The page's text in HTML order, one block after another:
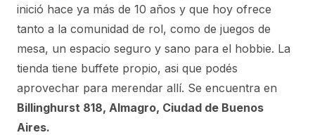
inició hace ya más de 10 años y que hoy ofrece
tanto a la comunidad de rol, como de juegos de
mesa, un espacio seguro y sano para el hobbie. La
tienda tiene buffete propio, asi que podés
aprovechar para merendar allí. Se encuentra en
Billinghurst 818, Almagro, Ciudad de Buenos
Aires.